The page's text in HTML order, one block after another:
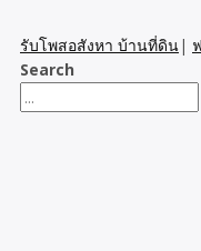
รับโพสอสังหา บ้านที่ดิน|
Search